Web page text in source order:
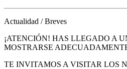
Actualidad / Breves
¡ATENCIÓN! HAS LLEGADO A
MOSTRARSE
TE INVITAMOS A VISITAR LOS